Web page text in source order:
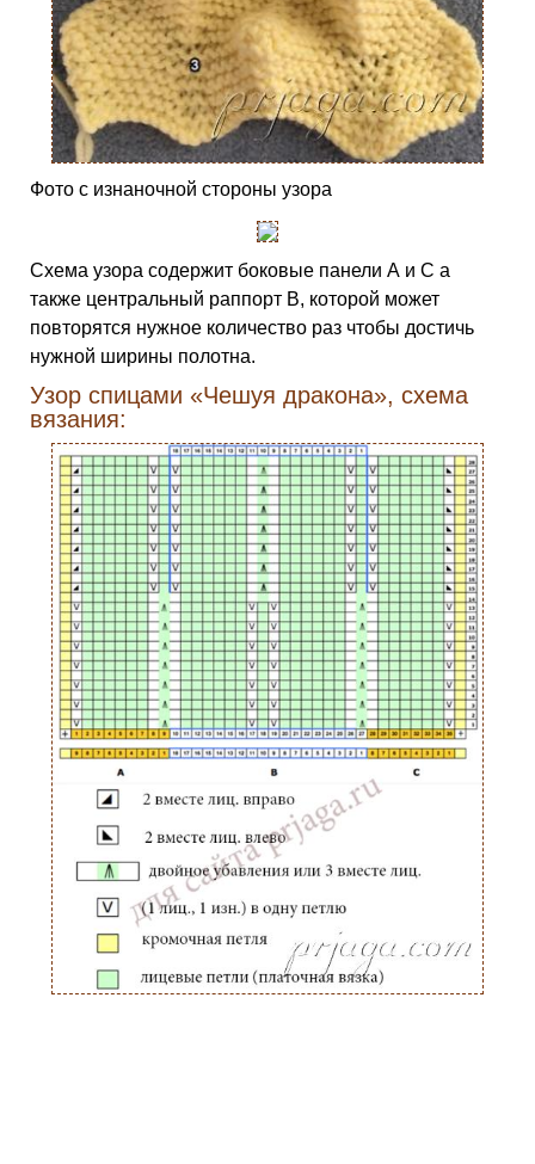
Фото с изнаночной стороны узора
Схема узора содержит боковые панели А и С а
также центральный раппорт В, которой может
повторятся нужное количество раз чтобы достичь
нужной ширины полотна.
Узор спицами «Чешуя дракона», схема
вязания: